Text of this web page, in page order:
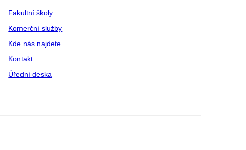
Fakultní školy
Komerční služby
Kde nás najdete
Kontakt
Úřední deska